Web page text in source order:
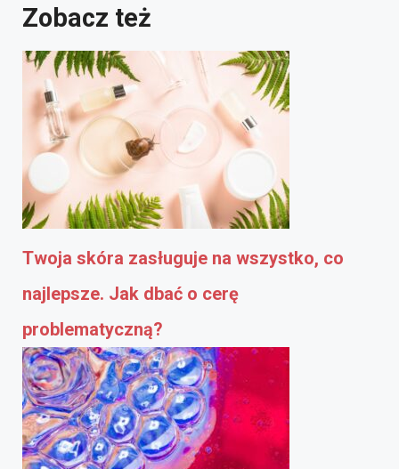
Zobacz też
Twoja skóra zasługuje na wszystko, co
najlepsze. Jak dbać o cerę
problematyczną?